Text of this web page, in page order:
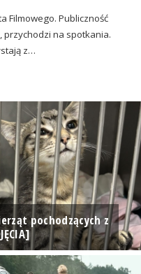
Filmowego. Publiczność
przychodzi na spotkania.
z…
pochodzących z